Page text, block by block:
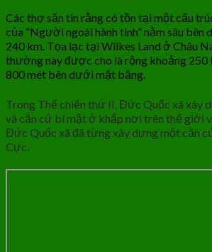
Các thợ săn tin rằng có tồn tại một cấu
của “Người ngoài hành tinh” nằm sâu
240 km. Tọa lạc tại Wilkes Land ở Châu
thường này được cho là rộng khoảng 250
800 mét bên dưới mặt băng.
Trong Thế chiến thứ II, Đức Quốc xã xây
và căn cứ bí mật ở khắp nơi trên thế giới
Đức Quốc xã đã từng xây dựng một căn
Cực.